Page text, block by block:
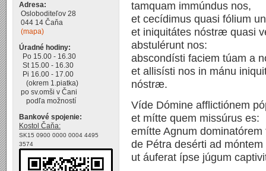
tamquam immúndus nos,
et cecídimus quasi fólium
et iniquitátes nóstræ quasi
abstulérunt nos:
abscondísti faciem túam a
et allisísti nos in mánu
nóstræ.
Víde Dómine afflictiónem
et mítte quem missúrus es:
emítte Agnum
de Pétra desérti ad
ut áuferat ípse júgum
Adresa:
Osloboditeľov 28
044 14 Čaňa
(mapa)
Úradné hodiny:
Po 15.00 - 16.30
St 15.00 - 16.30
Pi 16.00 - 17.00
(okrem 1.piatka)
po sv.omši v Čani
podľa možností
Bankové spojenie:
Kostol Čaňa:
SK15 0900 0000 0004 4495
3574